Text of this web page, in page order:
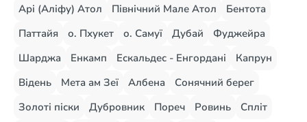
Арі (Аліфу) Атол
Північний Мале Атол
Бентота
Паттайя
о. Пхукет о. Самуї Дубай
Фуджейра
Шарджа
Енкамп Ескальдес - Енгордані
Капрун
Відень
Мета ам Зеї Албена
Сонячний берег
Золоті піски
Дубровник Пореч Ровинь
Спліт